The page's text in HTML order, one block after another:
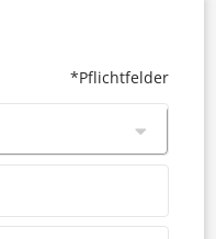
*Pflichtfelder